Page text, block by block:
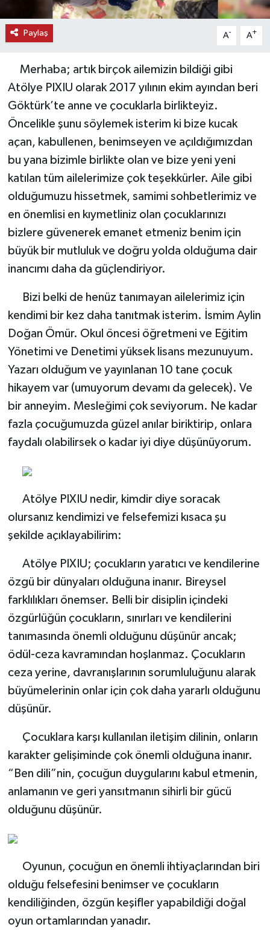
Paylaş A- A+
Merhaba; artık birçok ailemizin bildiği gibi
Atölye PIXIU olarak 2017 yılının ekim ayından beri
Göktürk’te anne ve çocuklarla birlikteyiz.
Öncelikle şunu söylemek isterim ki bize kucak
açan, kabullenen, benimseyen ve açıldığımızdan
bu yana bizimle birlikte olan ve bize yeni yeni
katılan tüm ailelerimize çok teşekkürler. Aile gibi
olduğumuzu hissetmek, samimi sohbetlerimiz ve
en önemlisi en kıymetliniz olan çocuklarınızı
bizlere güvenerek emanet etmeniz benim için
büyük bir mutluluk ve doğru yolda olduğuma dair
inancımı daha da güçlendiriyor.
Bizi belki de henüz tanımayan ailelerimiz için
kendimi bir kez daha tanıtmak isterim. İsmim Aylin
Doğan Ömür. Okul öncesi öğretmeni ve Eğitim
Yönetimi ve Denetimi yüksek lisans mezunuyum.
Yazarı olduğum ve yayınlanan 10 tane çocuk
hikayem var (umuyorum devamı da gelecek). Ve
bir anneyim. Mesleğimi çok seviyorum. Ne kadar
fazla çocuğumuzda güzel anılar biriktirip, onlara
faydalı olabilirsek o kadar iyi diye düşünüyorum.
Atölye PIXIU nedir, kimdir diye soracak
olursanız kendimizi ve felsefemizi kısaca şu
şekilde açıklayabilirim:
Atölye PIXIU; çocukların yaratıcı ve kendilerine
özgü bir dünyaları olduğuna inanır. Bireysel
farklılıkları önemser. Belli bir disiplin içindeki
özgürlüğün çocukların, sınırları ve kendilerini
tanımasında önemli olduğunu düşünür ancak;
ödül-ceza kavramından hoşlanmaz. Çocukların
ceza yerine, davranışlarının sorumluluğunu alarak
büyümelerinin onlar için çok daha yararlı olduğunu
düşünür.
Çocuklara karşı kullanılan iletişim dilinin, onların
karakter gelişiminde çok önemli olduğuna inanır.
“Ben dili”nin, çocuğun duygularını kabul etmenin,
anlamanın ve geri yansıtmanın sihirli bir gücü
olduğunu düşünür.
Oyunun, çocuğun en önemli ihtiyaçlarından biri
olduğu felsefesini benimser ve çocukların
kendiliğinden, özgün keşifler yapabildiği doğal
oyun ortamlarından yanadır.
SPOR
TİCARET